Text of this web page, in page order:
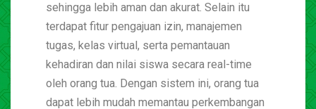
sehingga lebih aman dan akurat. Selain itu
terdapat fitur pengajuan izin, manajemen
tugas, kelas virtual, serta pemantauan
kehadiran dan nilai siswa secara real-time
oleh orang tua. Dengan sistem ini, orang tua
dapat lebih mudah memantau perkembangan